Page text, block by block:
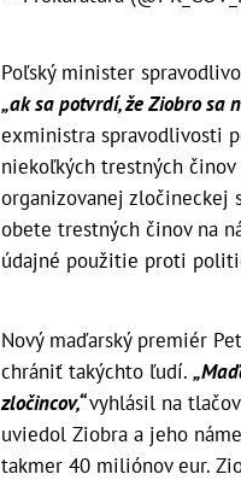
Poľský minister
„ak sa potvrdí, že Ziobro sa
exministra spravodlivosti
niekoľkých trestných
organizovanej zločineckej
obete trestných činov na
údajné použitie proti
Nový maďarský premiér
chrániť takýchto ľudí.
zločincov,“vyhlásil na
uviedol Ziobra a jeho
takmer 40 miliónov eur.